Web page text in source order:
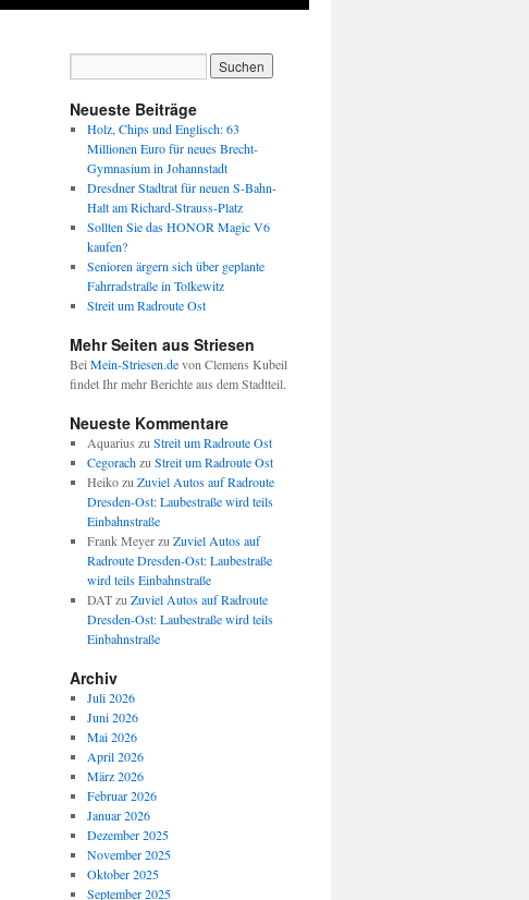
Neueste Beiträge
Holz, Chips und Englisch: 63
Millionen Euro für neues Brecht-
Gymnasium in Johannstadt
Dresdner Stadtrat für neuen S-Bahn-
Halt am Richard-Strauss-Platz
Sollten Sie das HONOR Magic V6
kaufen?
Senioren ärgern sich über geplante
Fahrradstraße in Tolkewitz
Streit um Radroute Ost
Mehr Seiten aus Striesen
Bei Mein-Striesen.devon Clemens Kubeil
findet Ihr mehr Berichte aus dem Stadtteil.
Neueste Kommentare
Aquarius zu Streit um Radroute Ost
Cegorachzu Streit um Radroute Ost
Heikozu Zuviel Autos auf Radroute
Dresden-Ost: Laubestraße wird teils
Einbahnstraße
Frank Meyerzu Zuviel Autos auf
Radroute Dresden-Ost: Laubestraße
wird teils Einbahnstraße
DATzu Zuviel Autos auf Radroute
Dresden-Ost: Laubestraße wird teils
Einbahnstraße
Archiv
Juli 2026
Juni 2026
Mai 2026
April 2026
März 2026
Februar 2026
Januar 2026
Dezember 2025
November 2025
Oktober 2025
September 2025